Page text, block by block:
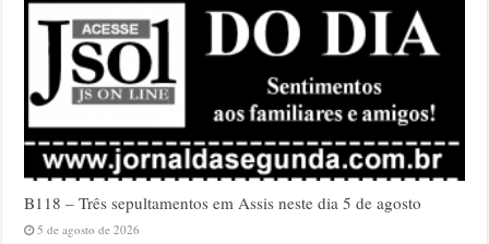
B118 – Três sepultamentos em Assis neste dia 5 de agosto
5 de agosto de 2026